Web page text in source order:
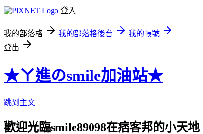
登入
我的部落格 我的部落格後台
我的帳號
登出
★ㄚ進のsmile加油站★
跳到主文
歡迎光臨smile89098在痞客邦的小天地